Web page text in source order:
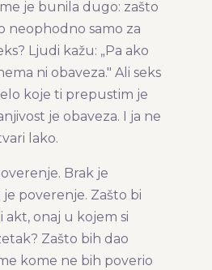
me je bunila dugo: zašto
neophodno samo za
Ljudi kažu: „Pa ako
ni obaveza." Ali seks
koje ti prepustim je
je obaveza. I ja ne
lako.
Brak je
je poverenje. Zašto bi
akt, onaj u kojem si
Zašto bih dao
kome ne bih poverio